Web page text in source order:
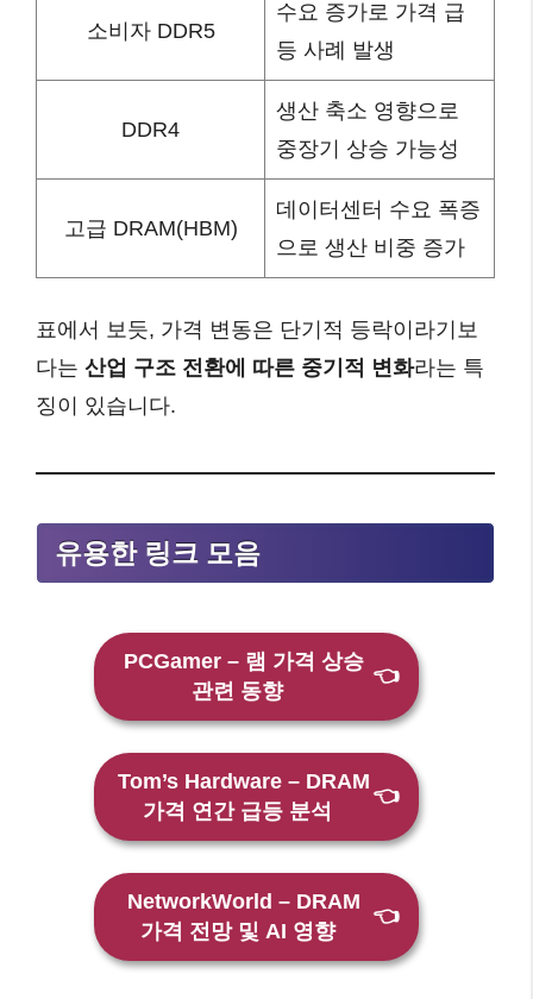
소비자 DDR5
수요 증가로 가격 급
등 사례 발생
DDR4
생산 축소 영향으로
중장기 상승 가능성
고급 DRAM(HBM)
데이터센터 수요 폭증
으로 생산 비중 증가
표에서 보듯, 가격 변동은 단기적 등락이라기보
다는 산업 구조 전환에 따른 중기적 변화라는 특
징이 있습니다.
유용한 링크 모음
PCGamer – 램 가격 상승
관련 동향
👈
Tom’s Hardware – DRAM
가격 연간 급등 분석
👈
NetworkWorld – DRAM
가격 전망 및 AI 영향
👈